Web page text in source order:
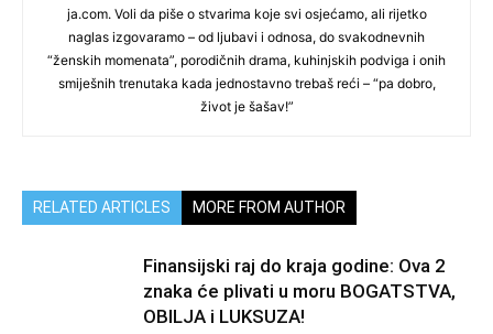
ja.com. Voli da piše o stvarima koje svi osjećamo, ali rijetko
naglas izgovaramo – od ljubavi i odnosa, do svakodnevnih
“ženskih momenata”, porodičnih drama, kuhinjskih podviga i onih
smiješnih trenutaka kada jednostavno trebaš reći – “pa dobro,
život je šašav!”
RELATED ARTICLES MORE FROM AUTHOR
Finansijski raj do kraja godine: Ova 2
znaka će plivati u moru BOGATSTVA,
OBILJA i LUKSUZA!